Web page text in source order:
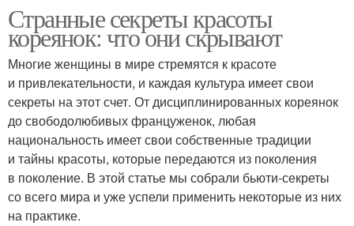
Странные секреты красоты
кореянок: что они скрывают
Многие женщины в мире стремятся к красоте
и привлекательности, и каждая культура имеет свои
секреты на этот счет. От дисциплинированных кореянок
до свободолюбивых француженок, любая
национальность имеет свои собственные традиции
и тайны красоты, которые передаются из поколения
в поколение. В этой статье мы собрали бьюти-секреты
со всего мира и уже успели применить некоторые из них
на практике.